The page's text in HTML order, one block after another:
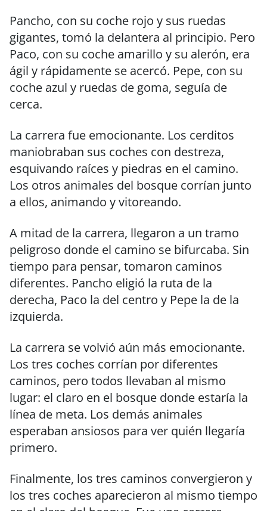
Pancho, con su coche rojo y sus ruedas
gigantes, tomó la delantera al principio. Pero
Paco, con su coche amarillo y su alerón, era
ágil y rápidamente se acercó. Pepe, con su
coche azul y ruedas de goma, seguía de
cerca.
La carrera fue emocionante. Los cerditos
maniobraban sus coches con destreza,
esquivando raíces y piedras en el camino.
Los otros animales del bosque corrían junto
a ellos, animando y vitoreando.
A mitad de la carrera, llegaron a un tramo
peligroso donde el camino se bifurcaba. Sin
tiempo para pensar, tomaron caminos
diferentes. Pancho eligió la ruta de la
derecha, Paco la del centro y Pepe la de la
izquierda.
La carrera se volvió aún más emocionante.
Los tres coches corrían por diferentes
caminos, pero todos llevaban al mismo
lugar: el claro en el bosque donde estaría la
línea de meta. Los demás animales
esperaban ansiosos para ver quién llegaría
primero.
Finalmente, los tres caminos convergieron y
los tres coches aparecieron al mismo tiempo